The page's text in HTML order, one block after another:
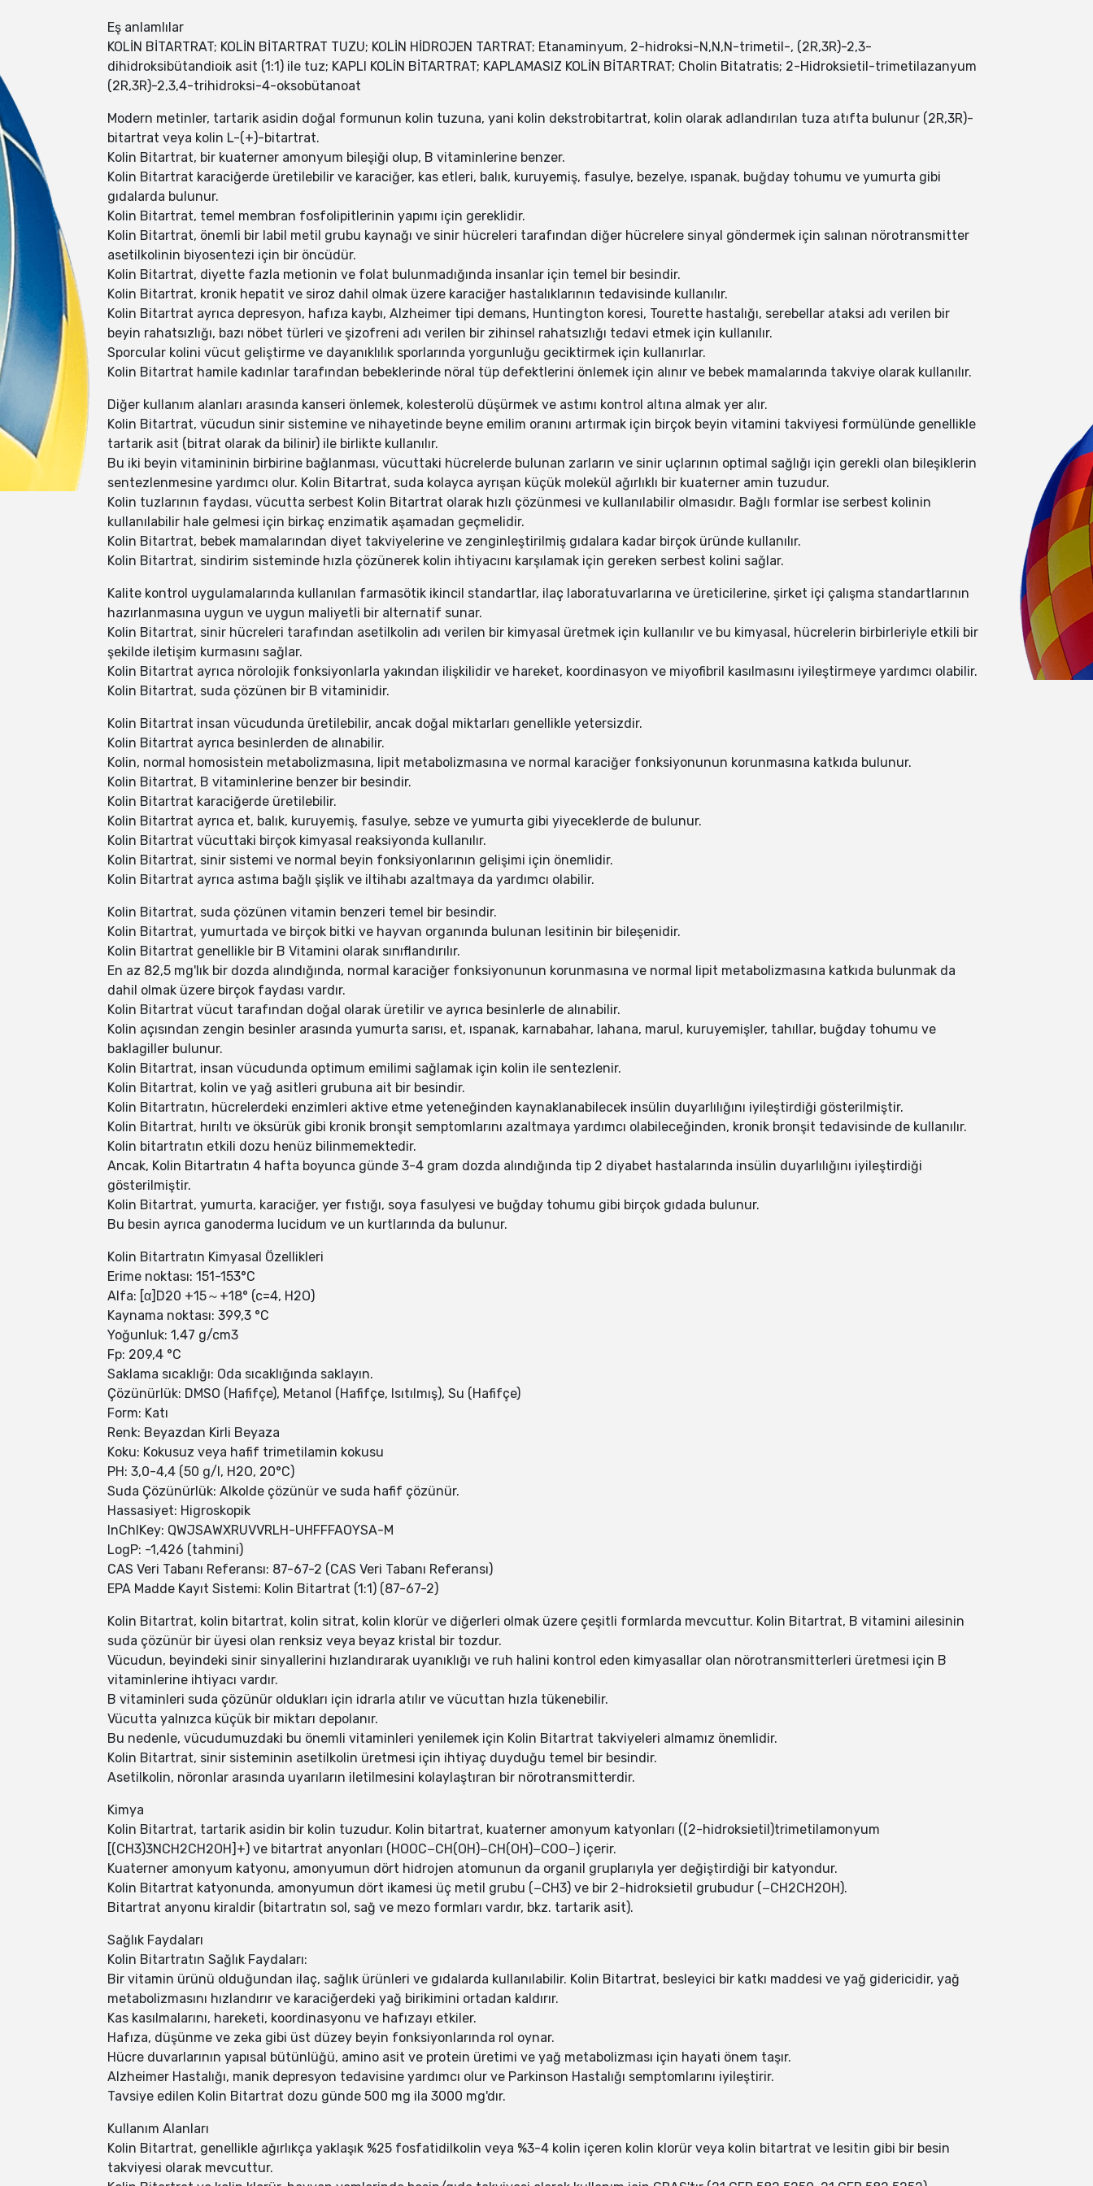
Eş anlamlılar
KOLİN BİTARTRAT; KOLİN BİTARTRAT TUZU; KOLİN HİDROJEN TARTRAT; Etanaminyum, 2-hidroksi-N,N,N-trimetil-, (2R,3R)-2,3-
dihidroksibütandioik asit (1:1) ile tuz; KAPLI KOLİN BİTARTRAT; KAPLAMASIZ KOLİN BİTARTRAT; Cholin Bitatratis; 2-Hidroksietil-trimetilazanyum
(2R,3R)-2,3,4-trihidroksi-4-oksobütanoat
Modern metinler, tartarik asidin doğal formunun kolin tuzuna, yani kolin dekstrobitartrat, kolin olarak adlandırılan tuza atıfta bulunur (2R,3R)-
bitartrat veya kolin L-(+)-bitartrat.
Kolin Bitartrat, bir kuaterner amonyum bileşiği olup, B vitaminlerine benzer.
Kolin Bitartrat karaciğerde üretilebilir ve karaciğer, kas etleri, balık, kuruyemiş, fasulye, bezelye, ıspanak, buğday tohumu ve yumurta gibi
gıdalarda bulunur.
Kolin Bitartrat, temel membran fosfolipitlerinin yapımı için gereklidir.
Kolin Bitartrat, önemli bir labil metil grubu kaynağı ve sinir hücreleri tarafından diğer hücrelere sinyal göndermek için salınan nörotransmitter
asetilkolinin biyosentezi için bir öncüdür.
Kolin Bitartrat, diyette fazla metionin ve folat bulunmadığında insanlar için temel bir besindir.
Kolin Bitartrat, kronik hepatit ve siroz dahil olmak üzere karaciğer hastalıklarının tedavisinde kullanılır.
Kolin Bitartrat ayrıca depresyon, hafıza kaybı, Alzheimer tipi demans, Huntington koresi, Tourette hastalığı, serebellar ataksi adı verilen bir
beyin rahatsızlığı, bazı nöbet türleri ve şizofreni adı verilen bir zihinsel rahatsızlığı tedavi etmek için kullanılır.
Sporcular kolini vücut geliştirme ve dayanıklılık sporlarında yorgunluğu geciktirmek için kullanırlar.
Kolin Bitartrat hamile kadınlar tarafından bebeklerinde nöral tüp defektlerini önlemek için alınır ve bebek mamalarında takviye olarak kullanılır.
Diğer kullanım alanları arasında kanseri önlemek, kolesterolü düşürmek ve astımı kontrol altına almak yer alır.
Kolin Bitartrat, vücudun sinir sistemine ve nihayetinde beyne emilim oranını artırmak için birçok beyin vitamini takviyesi formülünde genellikle
tartarik asit (bitrat olarak da bilinir) ile birlikte kullanılır.
Bu iki beyin vitamininin birbirine bağlanması, vücuttaki hücrelerde bulunan zarların ve sinir uçlarının optimal sağlığı için gerekli olan bileşiklerin
sentezlenmesine yardımcı olur. Kolin Bitartrat, suda kolayca ayrışan küçük molekül ağırlıklı bir kuaterner amin tuzudur.
Kolin tuzlarının faydası, vücutta serbest Kolin Bitartrat olarak hızlı çözünmesi ve kullanılabilir olmasıdır. Bağlı formlar ise serbest kolinin
kullanılabilir hale gelmesi için birkaç enzimatik aşamadan geçmelidir.
Kolin Bitartrat, bebek mamalarından diyet takviyelerine ve zenginleştirilmiş gıdalara kadar birçok üründe kullanılır.
Kolin Bitartrat, sindirim sisteminde hızla çözünerek kolin ihtiyacını karşılamak için gereken serbest kolini sağlar.
Kalite kontrol uygulamalarında kullanılan farmasötik ikincil standartlar, ilaç laboratuvarlarına ve üreticilerine, şirket içi çalışma standartlarının
hazırlanmasına uygun ve uygun maliyetli bir alternatif sunar.
Kolin Bitartrat, sinir hücreleri tarafından asetilkolin adı verilen bir kimyasal üretmek için kullanılır ve bu kimyasal, hücrelerin birbirleriyle etkili bir
şekilde iletişim kurmasını sağlar.
Kolin Bitartrat ayrıca nörolojik fonksiyonlarla yakından ilişkilidir ve hareket, koordinasyon ve miyofibril kasılmasını iyileştirmeye yardımcı olabilir.
Kolin Bitartrat, suda çözünen bir B vitaminidir.
Kolin Bitartrat insan vücudunda üretilebilir, ancak doğal miktarları genellikle yetersizdir.
Kolin Bitartrat ayrıca besinlerden de alınabilir.
Kolin, normal homosistein metabolizmasına, lipit metabolizmasına ve normal karaciğer fonksiyonunun korunmasına katkıda bulunur.
Kolin Bitartrat, B vitaminlerine benzer bir besindir.
Kolin Bitartrat karaciğerde üretilebilir.
Kolin Bitartrat ayrıca et, balık, kuruyemiş, fasulye, sebze ve yumurta gibi yiyeceklerde de bulunur.
Kolin Bitartrat vücuttaki birçok kimyasal reaksiyonda kullanılır.
Kolin Bitartrat, sinir sistemi ve normal beyin fonksiyonlarının gelişimi için önemlidir.
Kolin Bitartrat ayrıca astıma bağlı şişlik ve iltihabı azaltmaya da yardımcı olabilir.
Kolin Bitartrat, suda çözünen vitamin benzeri temel bir besindir.
Kolin Bitartrat, yumurtada ve birçok bitki ve hayvan organında bulunan lesitinin bir bileşenidir.
Kolin Bitartrat genellikle bir B Vitamini olarak sınıflandırılır.
En az 82,5 mg'lık bir dozda alındığında, normal karaciğer fonksiyonunun korunmasına ve normal lipit metabolizmasına katkıda bulunmak da
dahil olmak üzere birçok faydası vardır.
Kolin Bitartrat vücut tarafından doğal olarak üretilir ve ayrıca besinlerle de alınabilir.
Kolin açısından zengin besinler arasında yumurta sarısı, et, ıspanak, karnabahar, lahana, marul, kuruyemişler, tahıllar, buğday tohumu ve
baklagiller bulunur.
Kolin Bitartrat, insan vücudunda optimum emilimi sağlamak için kolin ile sentezlenir.
Kolin Bitartrat, kolin ve yağ asitleri grubuna ait bir besindir.
Kolin Bitartratın, hücrelerdeki enzimleri aktive etme yeteneğinden kaynaklanabilecek insülin duyarlılığını iyileştirdiği gösterilmiştir.
Kolin Bitartrat, hırıltı ve öksürük gibi kronik bronşit semptomlarını azaltmaya yardımcı olabileceğinden, kronik bronşit tedavisinde de kullanılır.
Kolin bitartratın etkili dozu henüz bilinmemektedir.
Ancak, Kolin Bitartratın 4 hafta boyunca günde 3-4 gram dozda alındığında tip 2 diyabet hastalarında insülin duyarlılığını iyileştirdiği
gösterilmiştir.
Kolin Bitartrat, yumurta, karaciğer, yer fıstığı, soya fasulyesi ve buğday tohumu gibi birçok gıdada bulunur.
Bu besin ayrıca ganoderma lucidum ve un kurtlarında da bulunur.
Kolin Bitartratın Kimyasal Özellikleri
Erime noktası: 151-153°C
Alfa: [α]D20 +15～+18° (c=4, H2O)
Kaynama noktası: 399,3 °C
Yoğunluk: 1,47 g/cm3
Fp: 209,4 °C
Saklama sıcaklığı: Oda sıcaklığında saklayın.
Çözünürlük: DMSO (Hafifçe), Metanol (Hafifçe, Isıtılmış), Su (Hafifçe)
Form: Katı
Renk: Beyazdan Kirli Beyaza
Koku: Kokusuz veya hafif trimetilamin kokusu
PH: 3,0-4,4 (50 g/l, H2O, 20°C)
Suda Çözünürlük: Alkolde çözünür ve suda hafif çözünür.
Hassasiyet: Higroskopik
InChIKey: QWJSAWXRUVVRLH-UHFFFAOYSA-M
LogP: -1,426 (tahmini)
CAS Veri Tabanı Referansı: 87-67-2 (CAS Veri Tabanı Referansı)
EPA Madde Kayıt Sistemi: Kolin Bitartrat (1:1) (87-67-2)
Kolin Bitartrat, kolin bitartrat, kolin sitrat, kolin klorür ve diğerleri olmak üzere çeşitli formlarda mevcuttur. Kolin Bitartrat, B vitamini ailesinin
suda çözünür bir üyesi olan renksiz veya beyaz kristal bir tozdur.
Vücudun, beyindeki sinir sinyallerini hızlandırarak uyanıklığı ve ruh halini kontrol eden kimyasallar olan nörotransmitterleri üretmesi için B
vitaminlerine ihtiyacı vardır.
B vitaminleri suda çözünür oldukları için idrarla atılır ve vücuttan hızla tükenebilir.
Vücutta yalnızca küçük bir miktarı depolanır.
Bu nedenle, vücudumuzdaki bu önemli vitaminleri yenilemek için Kolin Bitartrat takviyeleri almamız önemlidir.
Kolin Bitartrat, sinir sisteminin asetilkolin üretmesi için ihtiyaç duyduğu temel bir besindir.
Asetilkolin, nöronlar arasında uyarıların iletilmesini kolaylaştıran bir nörotransmitterdir.
Kimya
Kolin Bitartrat, tartarik asidin bir kolin tuzudur. Kolin bitartrat, kuaterner amonyum katyonları ((2-hidroksietil)trimetilamonyum
[(CH3)3NCH2CH2OH]+) ve bitartrat anyonları (HOOC−CH(OH)−CH(OH)−COO−) içerir.
Kuaterner amonyum katyonu, amonyumun dört hidrojen atomunun da organil gruplarıyla yer değiştirdiği bir katyondur.
Kolin Bitartrat katyonunda, amonyumun dört ikamesi üç metil grubu (−CH3) ve bir 2-hidroksietil grubudur (−CH2CH2OH).
Bitartrat anyonu kiraldir (bitartratın sol, sağ ve mezo formları vardır, bkz. tartarik asit).
Sağlık Faydaları
Kolin Bitartratın Sağlık Faydaları:
Bir vitamin ürünü olduğundan ilaç, sağlık ürünleri ve gıdalarda kullanılabilir. Kolin Bitartrat, besleyici bir katkı maddesi ve yağ gidericidir, yağ
metabolizmasını hızlandırır ve karaciğerdeki yağ birikimini ortadan kaldırır.
Kas kasılmalarını, hareketi, koordinasyonu ve hafızayı etkiler.
Hafıza, düşünme ve zeka gibi üst düzey beyin fonksiyonlarında rol oynar.
Hücre duvarlarının yapısal bütünlüğü, amino asit ve protein üretimi ve yağ metabolizması için hayati önem taşır.
Alzheimer Hastalığı, manik depresyon tedavisine yardımcı olur ve Parkinson Hastalığı semptomlarını iyileştirir.
Tavsiye edilen Kolin Bitartrat dozu günde 500 mg ila 3000 mg'dır.
Kullanım Alanları
Kolin Bitartrat, genellikle ağırlıkça yaklaşık %25 fosfatidilkolin veya %3-4 kolin içeren kolin klorür veya kolin bitartrat ve lesitin gibi bir besin
takviyesi olarak mevcuttur.